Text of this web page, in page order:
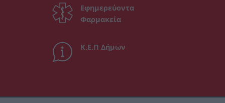
Εφημερεύοντα
Φαρμακεία
Κ.Ε.Π Δήμων